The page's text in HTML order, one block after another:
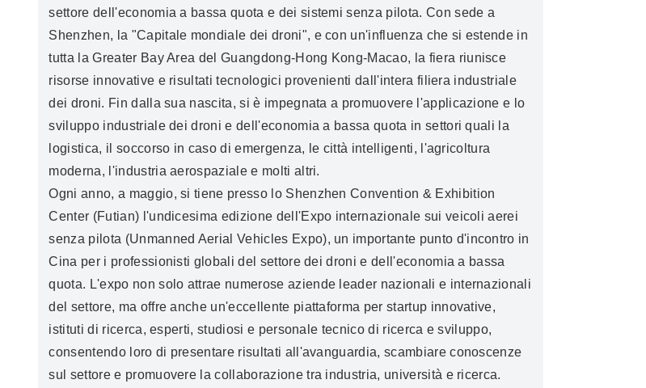
settore dell'economia a bassa quota e dei sistemi senza pilota. Con sede a
Shenzhen, la "Capitale mondiale dei droni", e con un'influenza che si estende in
tutta la Greater Bay Area del Guangdong-Hong Kong-Macao, la fiera riunisce
risorse innovative e risultati tecnologici provenienti dall'intera filiera industriale
dei droni. Fin dalla sua nascita, si è impegnata a promuovere l'applicazione e lo
sviluppo industriale dei droni e dell'economia a bassa quota in settori quali la
logistica, il soccorso in caso di emergenza, le città intelligenti, l'agricoltura
moderna, l'industria aerospaziale e molti altri.
Ogni anno, a maggio, si tiene presso lo Shenzhen Convention & Exhibition
Center (Futian) l'undicesima edizione dell'Expo internazionale sui veicoli aerei
senza pilota (Unmanned Aerial Vehicles Expo), un importante punto d'incontro in
Cina per i professionisti globali del settore dei droni e dell'economia a bassa
quota. L'expo non solo attrae numerose aziende leader nazionali e internazionali
del settore, ma offre anche un'eccellente piattaforma per startup innovative,
istituti di ricerca, esperti, studiosi e personale tecnico di ricerca e sviluppo,
consentendo loro di presentare risultati all'avanguardia, scambiare conoscenze
sul settore e promuovere la collaborazione tra industria, università e ricerca.